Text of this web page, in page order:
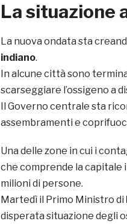
La situazione
La nuova ondata sta
indiano.
In alcune città sono
scarseggiare l’ossigeno a
Il Governo centrale sta
assembramenti e
Una delle zone in cui i
che comprende la capitale
milioni di persone.
Martedì il Primo Ministro di
disperata situazione degli